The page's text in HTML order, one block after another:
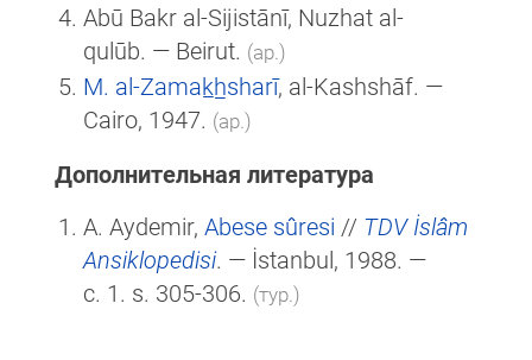
Abū Bakr al-Sijistānī, Nuzhat al-
qulūb. — Beirut. (ар.)
M. al-Zamak̲h̲sharī, al-Kashshāf. —
Cairo, 1947. (ар.)
Дополнительная литература
A. Aydemir, Abese sûresi // TDV İslâm
Ansiklopedisi. — İstanbul, 1988. —
c. 1. s. 305-306. (тур.)